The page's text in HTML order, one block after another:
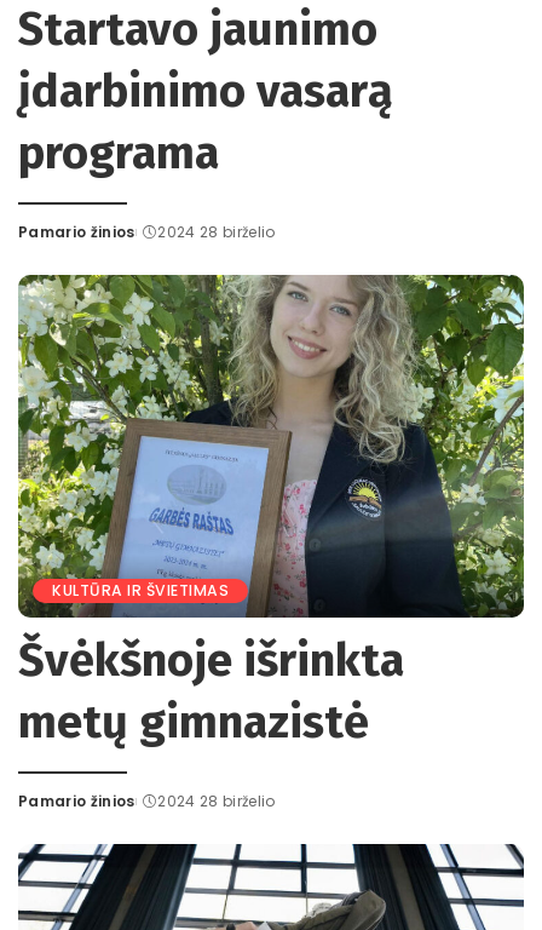
Startavo jaunimo
įdarbinimo vasarą
programa
Posted
Pamario žinios 2024 28 birželio
KULTŪRA IR ŠVIETIMAS
Švėkšnoje išrinkta
metų gimnazistė
Posted
Pamario žinios 2024 28 birželio